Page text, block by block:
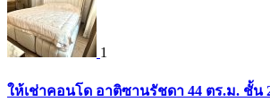
1
ให้เช่าคอนโด อาติซานรัชดา 44 ตร.ม. ชั้น